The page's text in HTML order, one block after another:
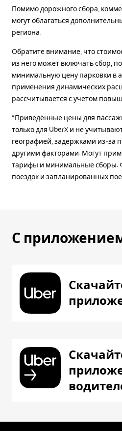
Помимо дорожного сбора,
могут облагаться
региона.
Обратите внимание, что
из него может включать сбор,
минимальную цену парковки в
применения динамических
рассчитывается с учетом
*Приведённые цены для
только для UberX и не
географией, задержками из-за
другими факторами. Могут
тарифы и минимальные сборы.
поездок и запланированных
С